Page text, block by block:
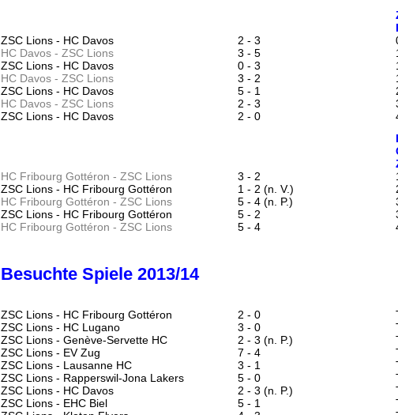
ZSC Lions - HC Davos 2 - 3
HC Davos - ZSC Lions 3 - 5
ZSC Lions - HC Davos 0 - 3
HC Davos - ZSC Lions 3 - 2
ZSC Lions - HC Davos 5 - 1
HC Davos - ZSC Lions 2 - 3
ZSC Lions - HC Davos 2 - 0
HC Fribourg Gottéron - ZSC Lions 3 - 2
ZSC Lions - HC Fribourg Gottéron 1 - 2 (n. V.)
HC Fribourg Gottéron - ZSC Lions 5 - 4 (n. P.)
ZSC Lions - HC Fribourg Gottéron 5 - 2
HC Fribourg Gottéron - ZSC Lions 5 - 4
Besuchte Spiele 2013/14
ZSC Lions - HC Fribourg Gottéron 2 - 0
ZSC Lions - HC Lugano 3 - 0
ZSC Lions - Genève-Servette HC 2 - 3 (n. P.)
ZSC Lions - EV Zug 7 - 4
ZSC Lions - Lausanne HC 3 - 1
ZSC Lions - Rapperswil-Jona Lakers 5 - 0
ZSC Lions - HC Davos 2 - 3 (n. P.)
ZSC Lions - EHC Biel 5 - 1